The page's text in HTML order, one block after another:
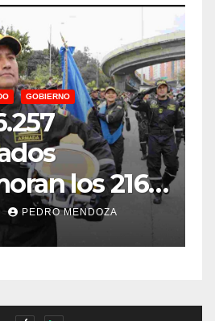
GOBIERNO
los 216
en el
PEDRO MENDOZA